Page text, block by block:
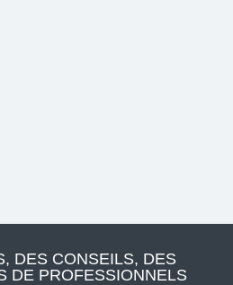
DES CONSEILS, DES
DE PROFESSIONNELS